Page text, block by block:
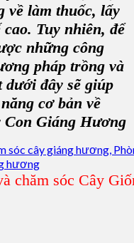
về làm thuốc, lấy
cao. Tuy nhiên, để
những công
pháp trồng và
đây sẽ giúp
cơ bản về
Con Giáng Hương
chăm sóc Cây